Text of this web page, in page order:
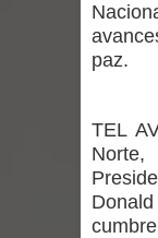
paz.
TEL
Norte,